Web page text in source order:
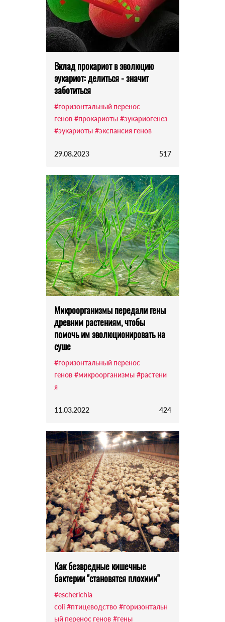
Вклад прокариот в эволюцию
эукариот: делиться - значит
заботиться
#горизонтальный перенос
генов #прокариоты #эукариогенез
#эукариоты #экспансия генов
29.08.2023 517
Микроорганизмы передали гены
древним растениям, чтобы
помочь им эволюционировать на
суше
#горизонтальный перенос
генов #микроорганизмы #растени
я
11.03.2022 424
Как безвредные кишечные
бактерии "становятся плохими"
#escherichia
coli #птицеводство #горизонтальн
ый перенос генов #гены